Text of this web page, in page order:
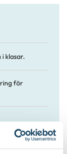
klasar.
för